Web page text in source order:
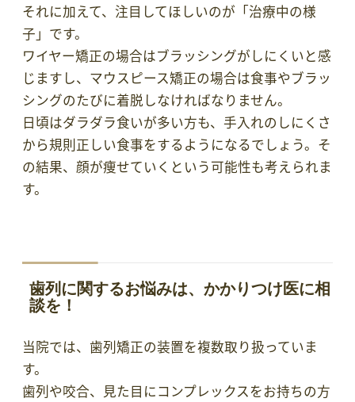
それに加えて、注目してほしいのが「治療中の様
子」です。
ワイヤー矯正の場合はブラッシングがしにくいと感
じますし、マウスピース矯正の場合は食事やブラッ
シングのたびに着脱しなければなりません。
日頃はダラダラ食いが多い方も、手入れのしにくさ
から規則正しい食事をするようになるでしょう。そ
の結果、顔が痩せていくという可能性も考えられま
す。
歯列に関するお悩みは、かかりつけ医に相
談を！
当院では、歯列矯正の装置を複数取り扱っていま
す。
歯列や咬合、見た目にコンプレックスをお持ちの方